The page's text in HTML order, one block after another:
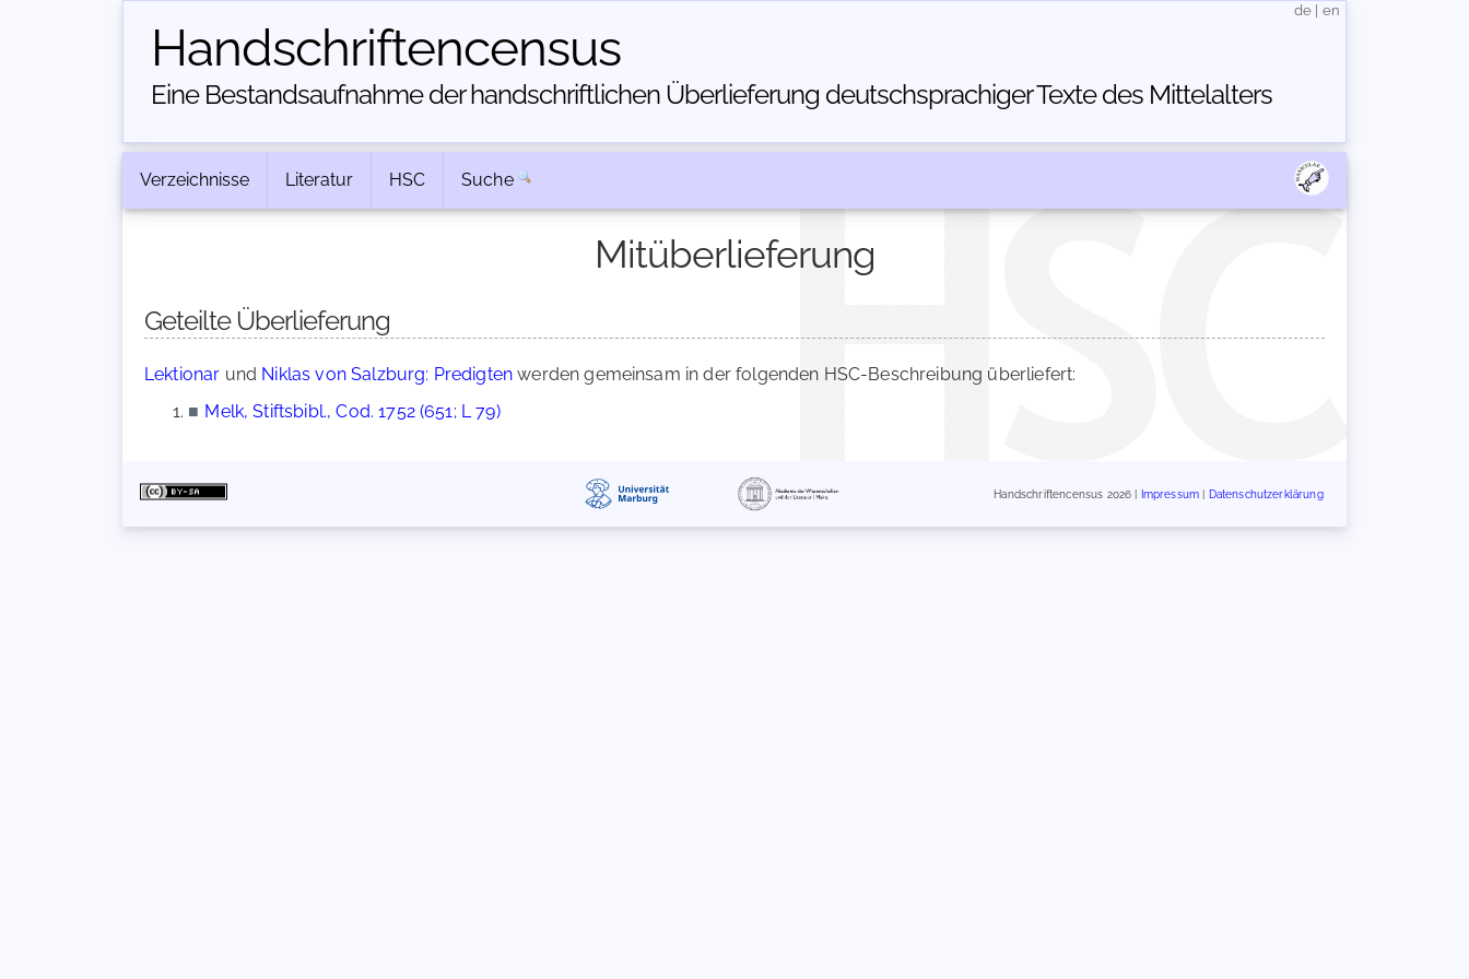
Handschriften­census
Eine Bestandsaufnahme der handschriftlichen Über­lieferung deutschsprachiger Texte des Mittelalters
de en
Verzeichnisse Literatur HSC Suche
Mitüberlieferung
Geteilte Überlieferung
Lektionar und Niklas von Salzburg: Predigten werden gemeinsam in der folgenden HSC-Beschreibung überliefert:
■ Melk, Stiftsbibl., Cod. 1752 (651; L 79)
Handschriftencensus 2026 | Impressum Datenschutzerklärung